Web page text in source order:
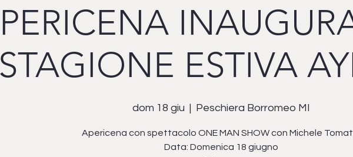
STAGIONE ESTIVA
dom 18 giu
  |
Peschiera Borromeo MI
Apericena con spettacolo ONE MAN SHOW con Michele
Data: Domenica 18 giugno